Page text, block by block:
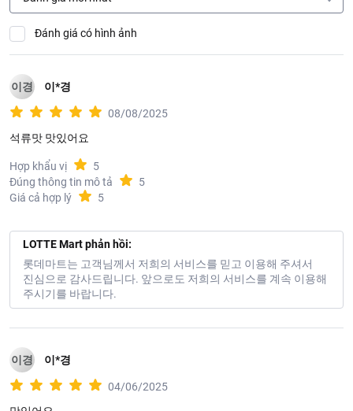
Đánh giá có hình ảnh
이경 이*경
08/08/2025
석류맛 맛있어요
Hợp khẩu vị
5
Đúng thông tin mô tả
5
Giá cả hợp lý
5
LOTTE Mart phản hồi:
롯데마트는 고객님께서 저희의 서비스를 믿고 이용해 주셔서
진심으로 감사드립니다. 앞으로도 저희의 서비스를 계속 이용해
주시기를 바랍니다.
이경 이*경
04/06/2025